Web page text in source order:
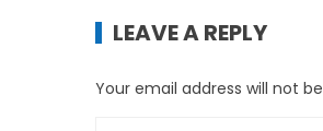
LEAVE A REPLY
Your email address will not